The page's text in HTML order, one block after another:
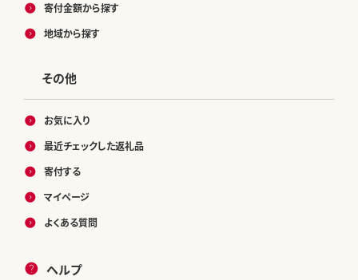
寄付金額から探す
地域から探す
その他
お気に入り
最近チェックした返礼品
寄付する
マイページ
よくある質問
ヘルプ